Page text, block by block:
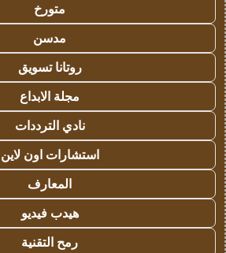
متورخ
مدسن
روتانا تسويق
مجلة الابداع
نادي الترددات
استشارات اون لاين
المعارف
هيدب فيديو
رمح التقنية